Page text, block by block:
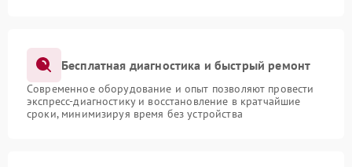
Бесплатная диагностика и быстрый ремонт
Современное оборудование и опыт позволяют провести
экспресс-диагностику и восстановление в кратчайшие
сроки, минимизируя время без устройства